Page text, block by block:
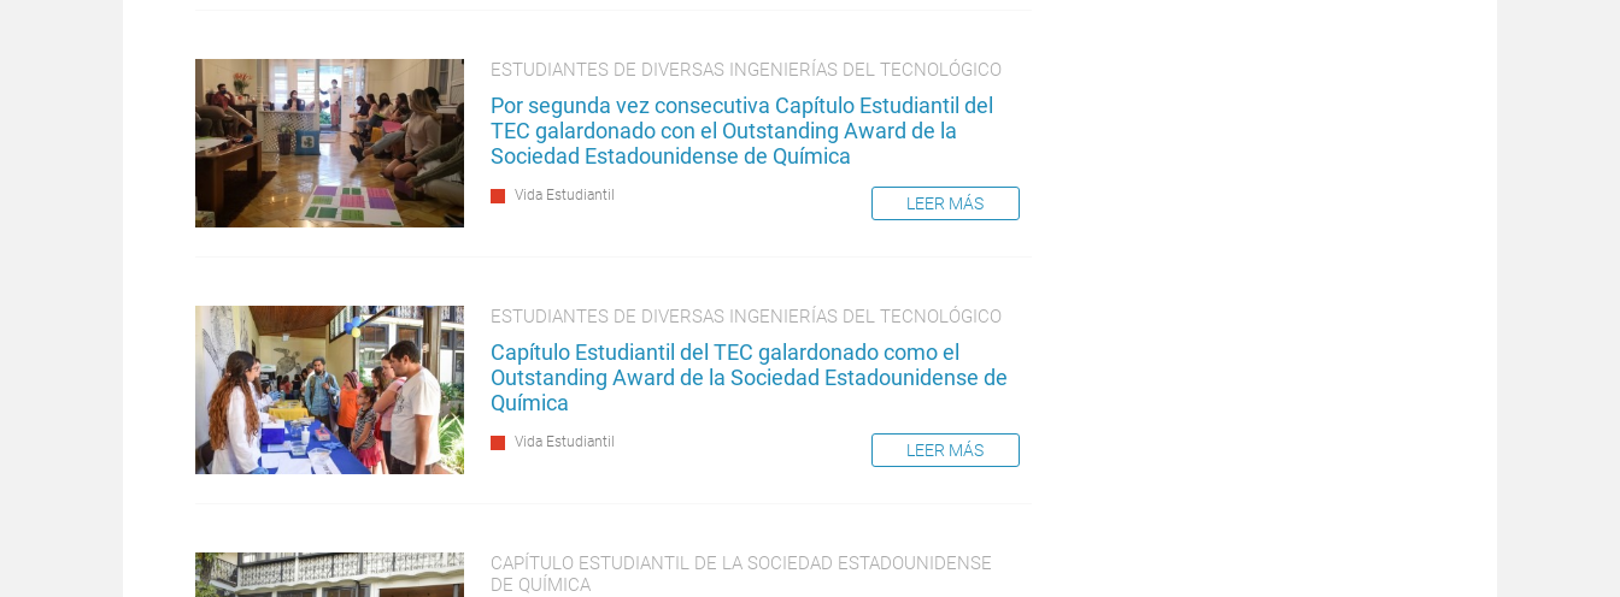
ESTUDIANTES DE DIVERSAS INGENIERÍAS DEL TECNOLÓGICO
Por segunda vez consecutiva Capítulo Estudiantil del
TEC galardonado con el Outstanding Award de la
Sociedad Estadounidense de Química
Vida Estudiantil LEER MÁS
ESTUDIANTES DE DIVERSAS INGENIERÍAS DEL TECNOLÓGICO
Capítulo Estudiantil del TEC galardonado como el
Outstanding Award de la Sociedad Estadounidense de
Química
Vida Estudiantil LEER MÁS
CAPÍTULO ESTUDIANTIL DE LA SOCIEDAD ESTADOUNIDENSE
DE QUÍMICA